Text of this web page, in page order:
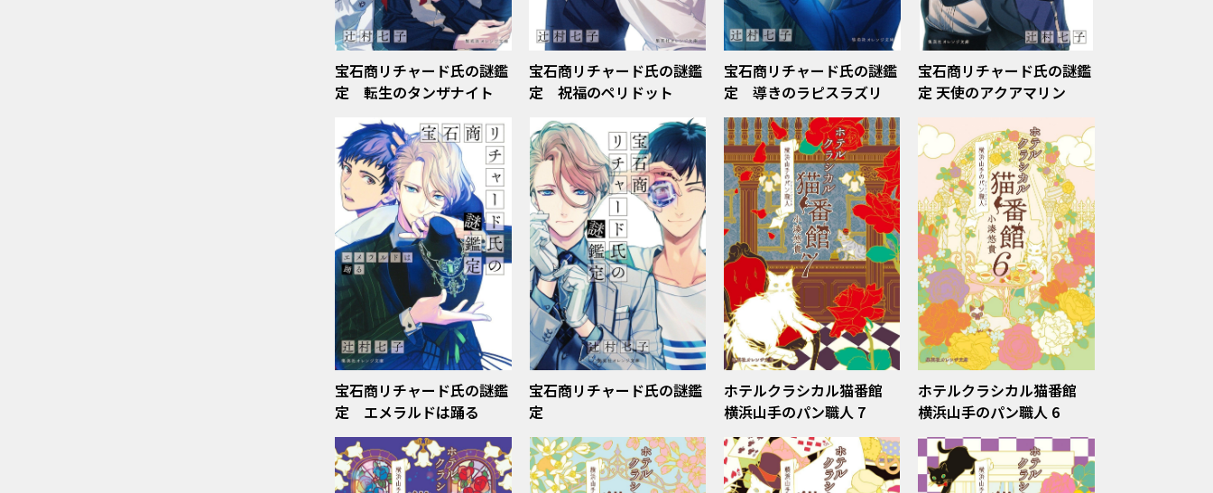
宝石商リチャード氏の謎鑑
定 転生のタンザナイト
宝石商リチャード氏の謎鑑
定 祝福のペリドット
宝石商リチャード氏の謎鑑
定 導きのラピスラズリ
宝石商リチャード氏の謎鑑
定 天使のアクアマリン
宝石商リチャード氏の謎鑑
定 エメラルドは踊る
宝石商リチャード氏の謎鑑
定
ホテルクラシカル猫番館
横浜山手のパン職人 7
ホテルクラシカル猫番館
横浜山手のパン職人 6